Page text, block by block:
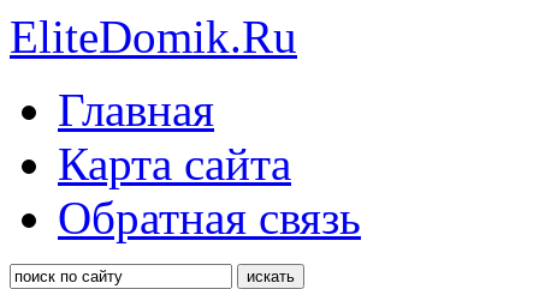
EliteDomik.Ru
Главная
Карта сайта
Обратная связь